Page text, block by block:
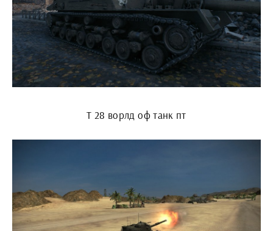
Т 28 ворлд оф танк пт